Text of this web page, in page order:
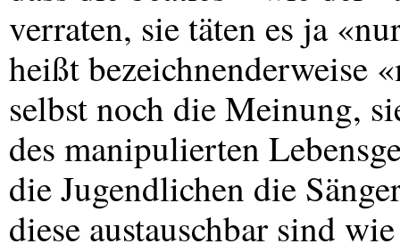
verraten, sie täten es ja
heißt bezeichnenderweise
selbst noch die Meinung,
des manipulierten
die Jugendlichen die
diese austauschbar sind